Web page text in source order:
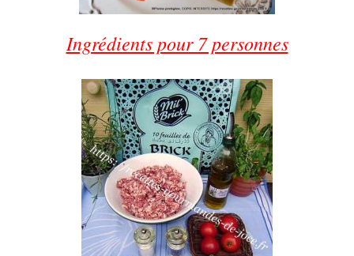
Ingrédients pour 7 personnes